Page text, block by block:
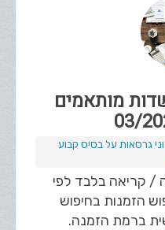
מותאמים
גרסאות על בסיס קבוע
/ קריאה בלבד לפי
הזמנות בחיפוש
ברמת הזמנה.